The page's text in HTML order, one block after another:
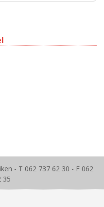
- T 062 737 62 30 - F 062
35